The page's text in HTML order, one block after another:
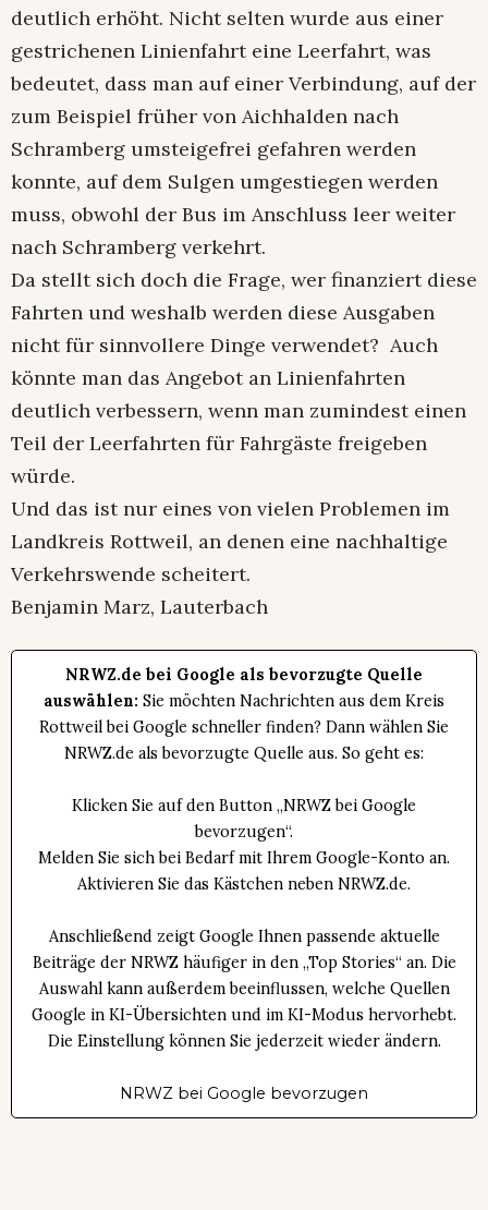
deutlich erhöht. Nicht selten wurde aus einer
gestrichenen Linienfahrt eine Leerfahrt, was
bedeutet, dass man auf einer Verbindung, auf der
zum Beispiel früher von Aichhalden nach
Schramberg umsteigefrei gefahren werden
konnte, auf dem Sulgen umgestiegen werden
muss, obwohl der Bus im Anschluss leer weiter
nach Schramberg verkehrt.
Da stellt sich doch die Frage, wer finanziert diese
Fahrten und weshalb werden diese Ausgaben
nicht für sinnvollere Dinge verwendet? Auch
könnte man das Angebot an Linienfahrten
deutlich verbessern, wenn man zumindest einen
Teil der Leerfahrten für Fahrgäste freigeben
würde.
Und das ist nur eines von vielen Problemen im
Landkreis Rottweil, an denen eine nachhaltige
Verkehrswende scheitert.
Benjamin Marz, Lauterbach
NRWZ.de bei Google als bevorzugte Quelle
auswählen: Sie möchten Nachrichten aus dem Kreis
Rottweil bei Google schneller finden? Dann wählen Sie
NRWZ.de als bevorzugte Quelle aus. So geht es:
Klicken Sie auf den Button „NRWZ bei Google
bevorzugen“.
Melden Sie sich bei Bedarf mit Ihrem Google-Konto an.
Aktivieren Sie das Kästchen neben NRWZ.de.
Anschließend zeigt Google Ihnen passende aktuelle
Beiträge der NRWZ häufiger in den „Top Stories“ an. Die
Auswahl kann außerdem beeinflussen, welche Quellen
Google in KI-Übersichten und im KI-Modus hervorhebt.
Die Einstellung können Sie jederzeit wieder ändern.
NRWZ bei Google bevorzugen